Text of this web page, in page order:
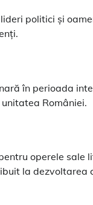
politici și
în perioada
României.
operele
la dezvoltarea